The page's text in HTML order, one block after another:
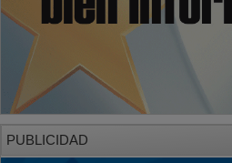
PUBLICIDAD